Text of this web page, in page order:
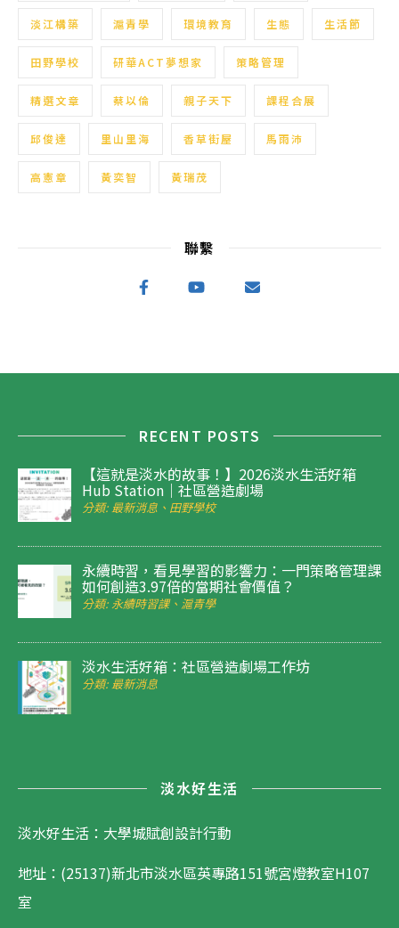
淡江構築 滬青學 環境教育 生態 生活節
田野學校 研華ACT夢想家 策略管理
精選文章 蔡以倫 親子天下 課程合展
邱俊達 里山里海 香草街屋 馬雨沛
高憲章 黃奕智 黃瑞茂
聯繫
RECENT POSTS
【這就是淡水的故事！】2026淡水生活好箱
Hub Station｜社區營造劇場
分類: 最新消息、田野學校
永續時習，看見學習的影響力：一門策略管理課
如何創造3.97倍的當期社會價值？
分類: 永續時習課、滬青學
淡水生活好箱：社區營造劇場工作坊
分類: 最新消息
淡水好生活
淡水好生活：大學城賦創設計行動
地址：(25137)新北市淡水區英專路151號宮燈教室H107
室